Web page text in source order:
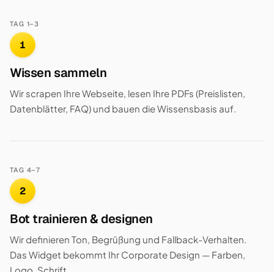
TAG 1–3
1
Wissen sammeln
Wir scrapen Ihre Webseite, lesen Ihre PDFs (Preislisten,
Datenblätter, FAQ) und bauen die Wissensbasis auf.
TAG 4–7
2
Bot trainieren & designen
Wir definieren Ton, Begrüßung und Fallback-Verhalten.
Das Widget bekommt Ihr Corporate Design — Farben,